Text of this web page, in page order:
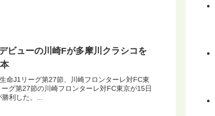
ビューの川崎Fが多摩川クラシコを
命J1リーグ第27節、川崎フロンターレ対FC東
グ第27節の川崎フロンターレ対FC東京が15日
利した。...